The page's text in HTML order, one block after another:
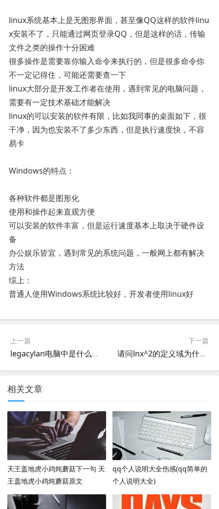
linux系统基本上是无图形界面，甚至像QQ这样的软件linu
x安装不了，只能通过网页登录QQ，但是这样的话，传输
文件之类的操作十分困难
很多操作是需要靠你输入命令来执行的，但是很多命令你
不一定记得住，可能还需要查一下
linux大部分是开发工作者在使用，遇到常见的电脑问题，
需要有一定技术基础才能解决
linux的可以安装的软件有限，比如我同事的桌面如下，很
干净，因为也安装不了多少东西，但是执行速度快，不容
易卡
Windows的特点：
各种软件都是图形化
使用和操作起来直观方便
可以安装的软件丰富，但是运行速度基本上取决于硬件设
备
办公娱乐皆宜，遇到常见的系统问题，一般网上都有解决
方法
综上：
普通人使用Windows系统比较好，开发者使用linux好
上一篇
legacylan电脑中是什么意思
下一篇
请问lnx^2的定义域为什么和lnx的定义域不一样
相关文章
天王盖地虎小鸡炖蘑菇下一句 天
王盖地虎小鸡炖蘑菇原文
qq个人说明大全伤感(qq简单的
个人说明大全)